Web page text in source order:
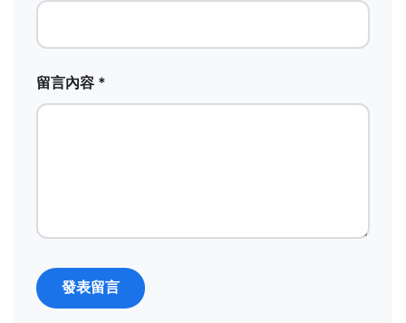
留言內容 *
發表留言